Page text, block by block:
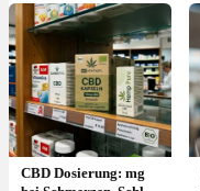
CBD Dosierung: mg